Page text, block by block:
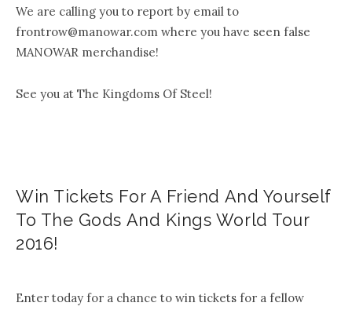
We are calling you to report by email to
frontrow@manowar.com where you have seen false
MANOWAR merchandise!
See you at The Kingdoms Of Steel!
Win Tickets For A Friend And Yourself
To The Gods And Kings World Tour
2016!
Enter today for a chance to win tickets for a fellow